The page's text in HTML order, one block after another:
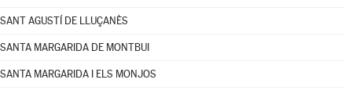
SANT AGUSTÍ DE LLUÇANÈS
SANTA MARGARIDA DE MONTBUI
SANTA MARGARIDA I ELS MONJOS